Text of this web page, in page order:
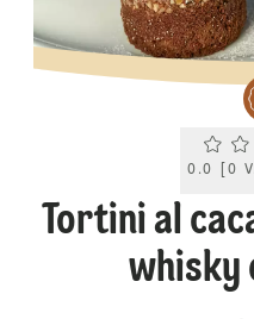
0.0 0
Tortini al
whisky